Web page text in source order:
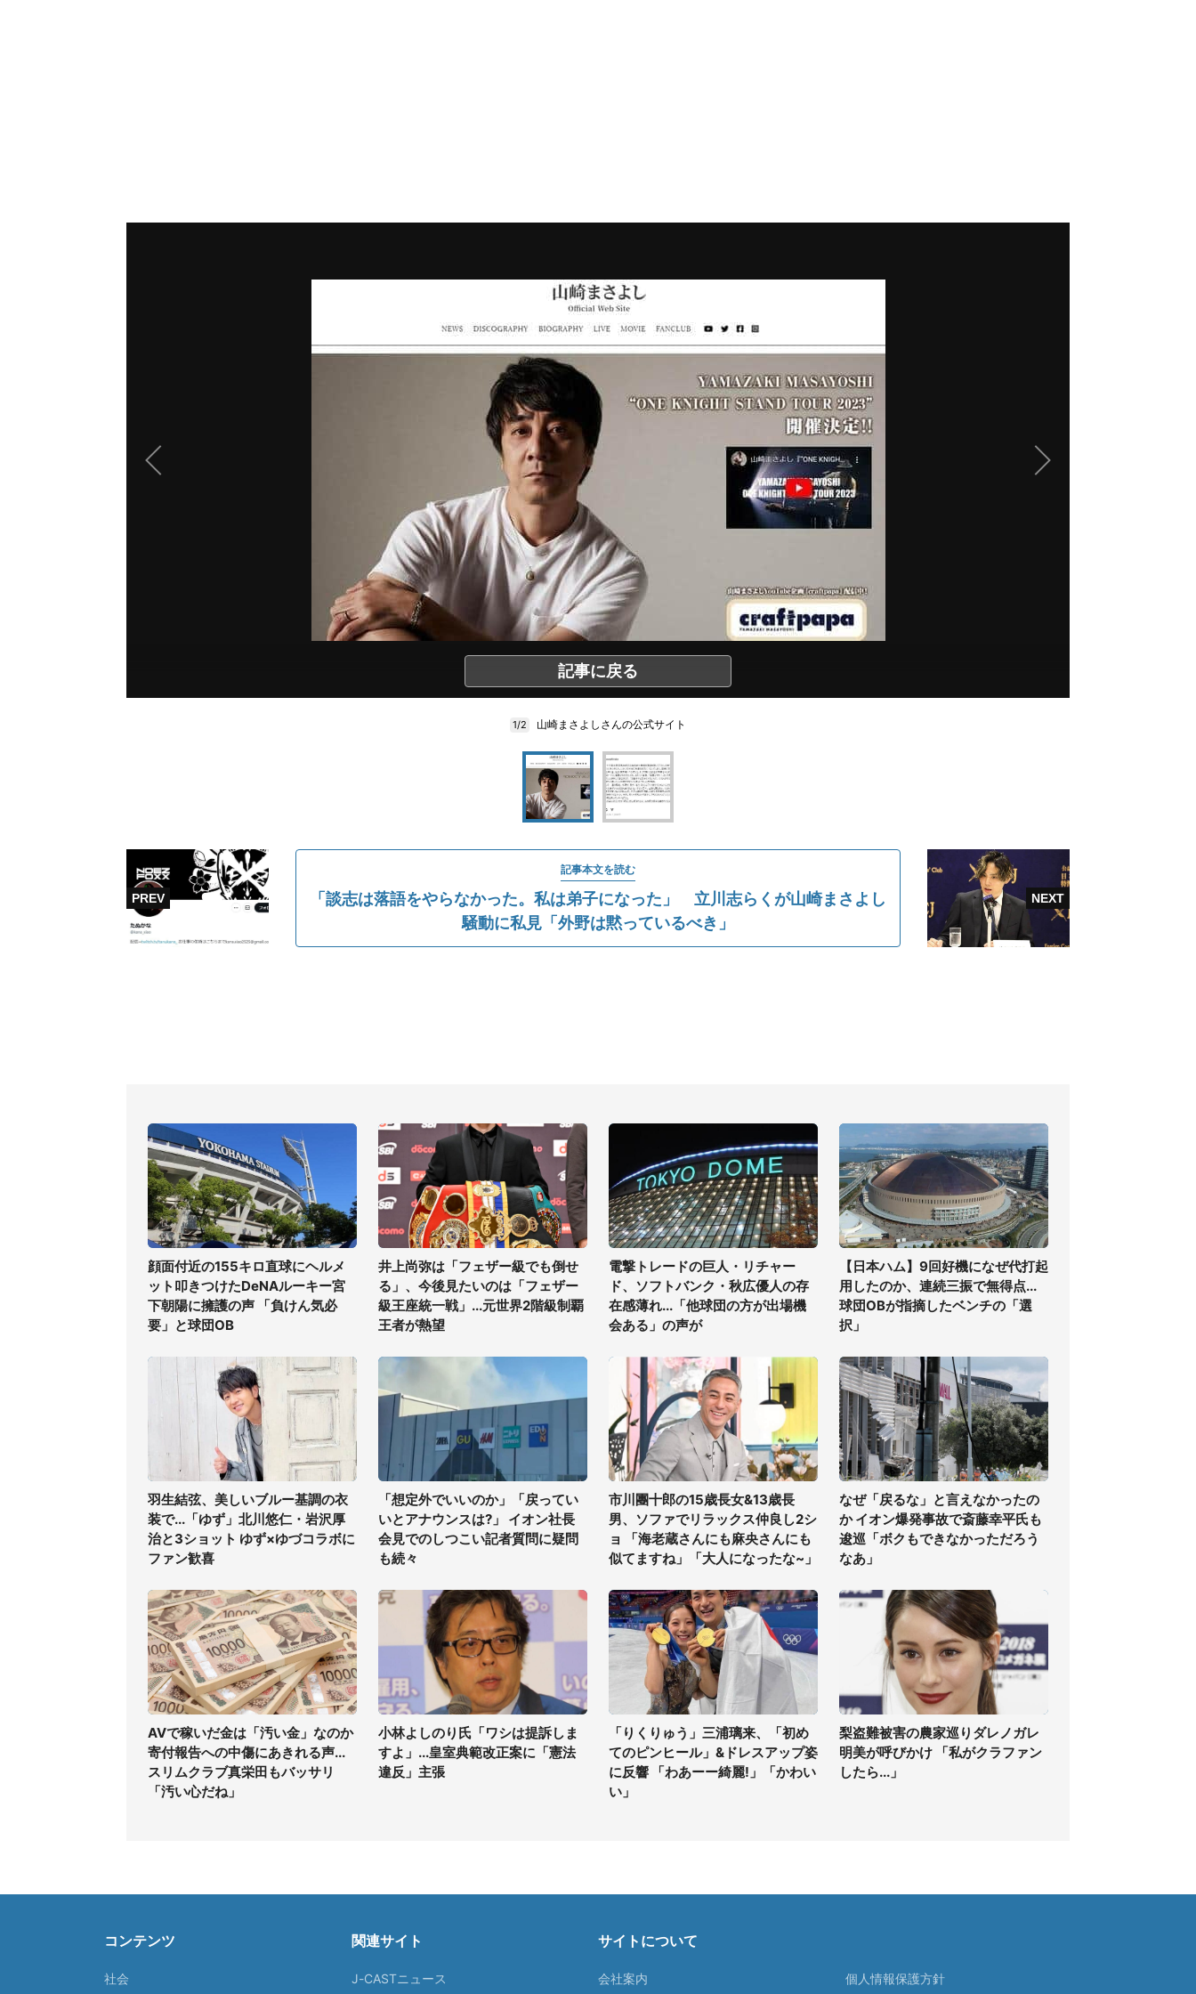
記事に戻る
1/2 山崎まさよしさんの公式サイト
記事本文を読む
「談志は落語をやらなかった。私は弟子になった」 立川志らくが山崎まさよし
騒動に私見「外野は黙っているべき」
顔面付近の155キロ直球にヘルメ
ット叩きつけたDeNAルーキー宮
下朝陽に擁護の声 「負けん気必
要」と球団OB
井上尚弥は「フェザー級でも倒せ
る」、今後見たいのは「フェザー
級王座統一戦」...元世界2階級制覇
王者が熱望
電撃トレードの巨人・リチャー
ド、ソフトバンク・秋広優人の存
在感薄れ...「他球団の方が出場機
会ある」の声が
【日本ハム】9回好機になぜ代打起
用したのか、連続三振で無得点...
球団OBが指摘したベンチの「選
択」
羽生結弦、美しいブルー基調の衣
装で...「ゆず」北川悠仁・岩沢厚
治と3ショット ゆず×ゆづコラボに
ファン歓喜
「想定外でいいのか」「戻ってい
いとアナウンスは?」 イオン社長
会見でのしつこい記者質問に疑問
も続々
市川團十郎の15歳長女&13歳長
男、ソファでリラックス仲良し2シ
ョ 「海老蔵さんにも麻央さんにも
似てますね」「大人になったな~」
なぜ「戻るな」と言えなかったの
か イオン爆発事故で斎藤幸平氏も
逡巡「ボクもできなかっただろう
なあ」
AVで稼いだ金は「汚い金」なのか
寄付報告への中傷にあきれる声...
スリムクラブ真栄田もバッサリ
「汚い心だね」
小林よしのり氏「ワシは提訴しま
すよ」...皇室典範改正案に「憲法
違反」主張
「りくりゅう」三浦璃来、「初め
てのピンヒール」&ドレスアップ姿
に反響 「わあーー綺麗!」「かわい
い」
梨盗難被害の農家巡りダレノガレ
明美が呼びかけ 「私がクラファン
したら...」
コンテンツ
社会
関連サイト
J-CASTニュース
サイトについて
会社案内 個人情報保護方針